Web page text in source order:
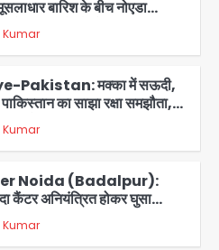
बारिश के बीच नोएडा
ने संभाला मोर्चा, सेक्टर 105
जताया आभार
Pakistan: मक्का में सऊदी,
का साझा रक्षा समझौता,
Noida (Badalpur):
कैंटर अनियंत्रित होकर घुसा
में , ड्राइवर की मौत